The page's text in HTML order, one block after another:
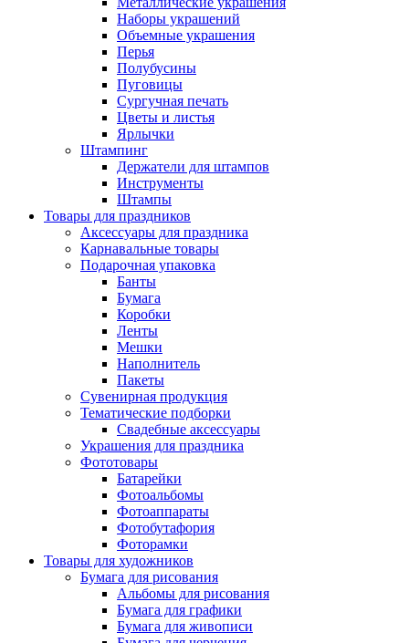
Наборы украшений
Объемные украшения
Перья
Полубусины
Пуговицы
Сургучная печать
Цветы и листья
Ярлычки
Штампинг
Держатели для штампов
Инструменты
Штампы
Товары для праздников
Аксессуары для праздника
Карнавальные товары
Подарочная упаковка
Банты
Бумага
Коробки
Ленты
Мешки
Наполнитель
Пакеты
Сувенирная продукция
Тематические подборки
Свадебные аксессуары
Украшения для праздника
Фототовары
Батарейки
Фотоальбомы
Фотоаппараты
Фотобутафория
Фоторамки
Товары для художников
Бумага для рисования
Альбомы для рисования
Бумага для графики
Бумага для живописи